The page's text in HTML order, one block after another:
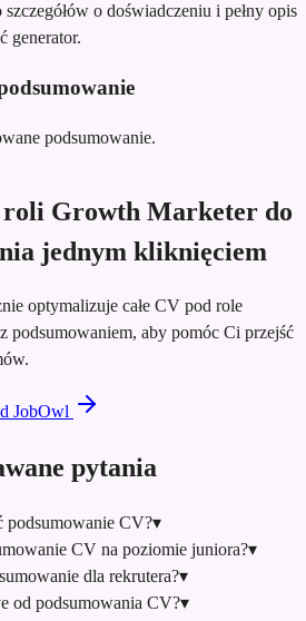
o doświadczeniu i pełny opis
generator.
podsumowanie.
roli Growth Marketer do
jednym kliknięciem
optymalizuje całe CV pod role
podsumowaniem, aby pomóc Ci przejść
JobOwl
pytania
podsumowanie CV?▾
CV na poziomie juniora?▾
dla rekrutera?▾
od podsumowania CV?▾